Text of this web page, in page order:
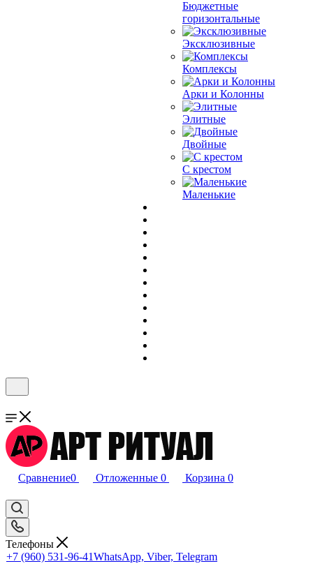
Бюджетные
горизонтальные
Эксклюзивные
Комплексы
Арки и Колонны
Элитные
Двойные
С крестом
Маленькие
Сравнение0 Отложенные 0 Корзина 0
Телефоны
+7 (960) 531-96-41WhatsApp, Viber, Telegram